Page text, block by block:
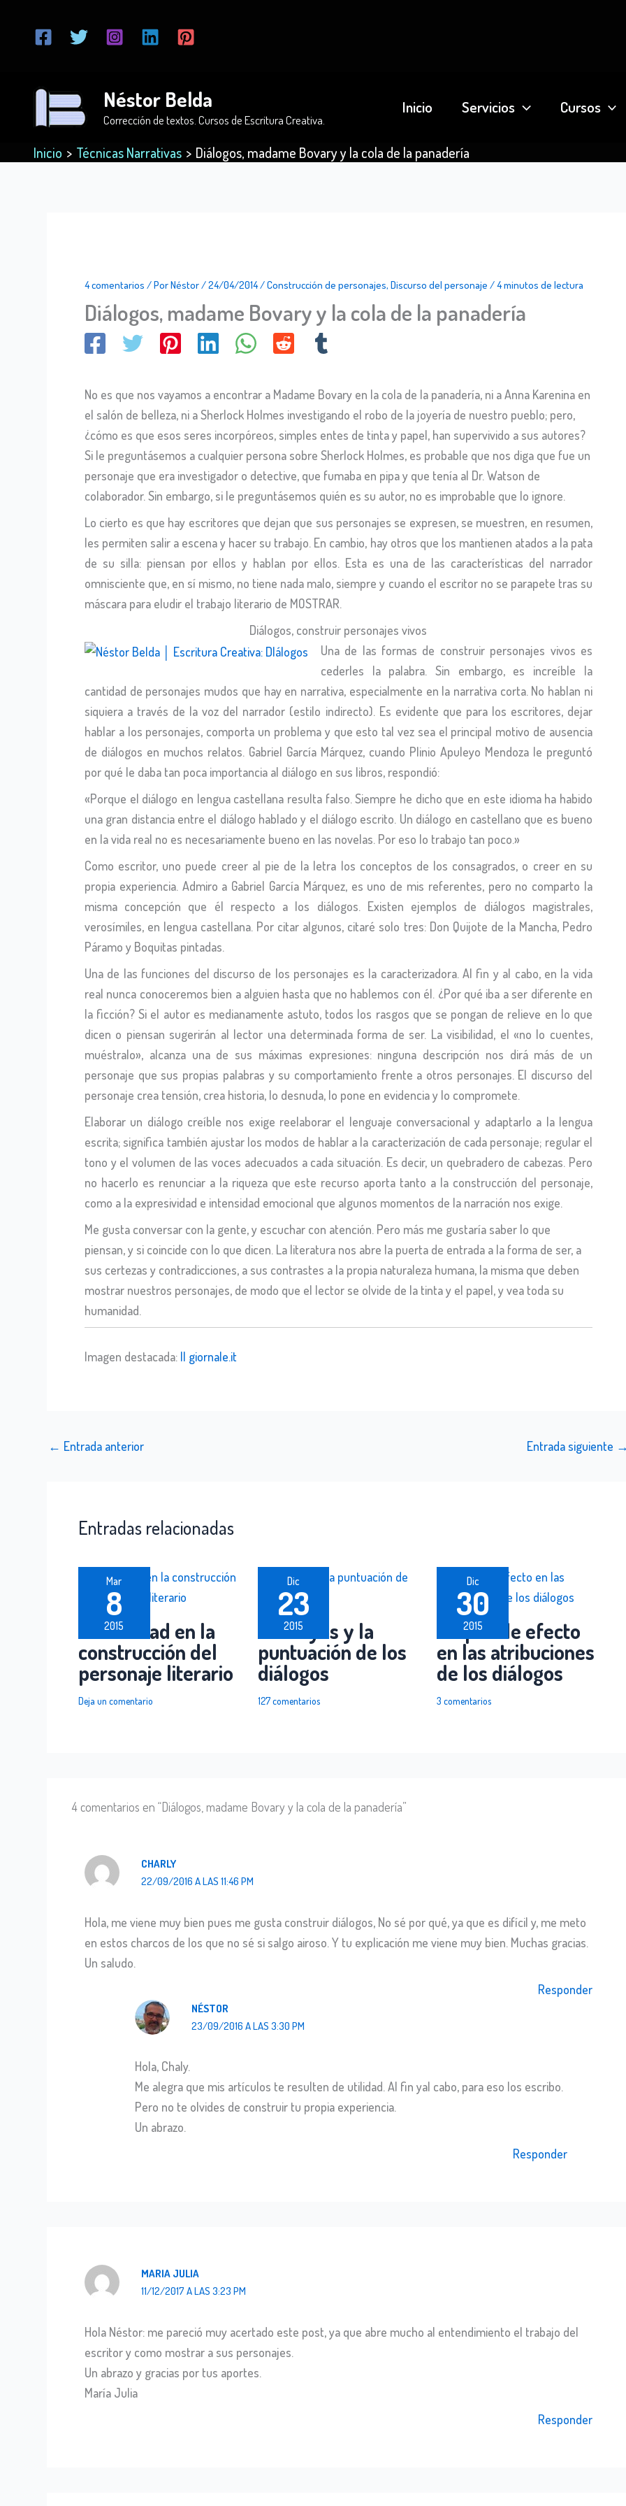
contenido
Néstor Belda
Corrección de textos. Cursos de Escritura Creativa.
Inicio Servicios Cursos
Inicio Técnicas Narrativas Diálogos, madame Bovary y la cola de la panadería
4 comentarios / PorNéstor/24/04/2014/Construcción de personajes, Discurso del personaje /4 minutos de lectura
Diálogos, madame Bovary y la cola de la panadería
No es que nos vayamos a encontrar a Madame Bovary en la cola de la panadería, ni a Anna Karenina en
el salón de belleza, ni a Sherlock Holmes investigando el robo de la joyería de nuestro pueblo; pero,
¿cómo es que esos seres incorpóreos, simples entes de tinta y papel, han supervivido a sus autores?
Si le preguntásemos a cualquier persona sobre Sherlock Holmes, es probable que nos diga que fue un
personaje que era investigador o detective, que fumaba en pipa y que tenía al Dr. Watson de
colaborador. Sin embargo, si le preguntásemos quién es su autor, no es improbable que lo ignore.
Lo cierto es que hay escritores que dejan que sus personajes se expresen, se muestren, en resumen,
les permiten salir a escena y hacer su trabajo. En cambio, hay otros que los mantienen atados a la pata
de su silla: piensan por ellos y hablan por ellos. Esta es una de las características del narrador
omnisciente que, en sí mismo, no tiene nada malo, siempre y cuando el escritor no se parapete tras su
máscara para eludir el trabajo literario de MOSTRAR.
Diálogos, construir personajes vivos
Una de las formas de construir personajes vivos es
cederles la palabra. Sin embargo, es increíble la
cantidad de personajes mudos que hay en narrativa, especialmente en la narrativa corta. No hablan ni
siquiera a través de la voz del narrador (estilo indirecto). Es evidente que para los escritores, dejar
hablar a los personajes, comporta un problema y que esto tal vez sea el principal motivo de ausencia
de diálogos en muchos relatos. Gabriel García Márquez, cuando Plinio Apuleyo Mendoza le preguntó
por qué le daba tan poca importancia al diálogo en sus libros, respondió:
«Porque el diálogo en lengua castellana resulta falso. Siempre he dicho que en este idioma ha habido
una gran distancia entre el diálogo hablado y el diálogo escrito. Un diálogo en castellano que es bueno
en la vida real no es necesariamente bueno en las novelas. Por eso lo trabajo tan poco.»
Como escritor, uno puede creer al pie de la letra los conceptos de los consagrados, o creer en su
propia experiencia. Admiro a Gabriel García Márquez, es uno de mis referentes, pero no comparto la
misma concepción que él respecto a los diálogos. Existen ejemplos de diálogos magistrales,
verosímiles, en lengua castellana. Por citar algunos, citaré solo tres: Don Quijote de la Mancha, Pedro
Páramo y Boquitas pintadas.
Una de las funciones del discurso de los personajes es la caracterizadora. Al fin y al cabo, en la vida
real nunca conoceremos bien a alguien hasta que no hablemos con él. ¿Por qué iba a ser diferente en
la ficción? Si el autor es medianamente astuto, todos los rasgos que se pongan de relieve en lo que
dicen o piensan sugerirán al lector una determinada forma de ser. La visibilidad, el «no lo cuentes,
muéstralo», alcanza una de sus máximas expresiones: ninguna descripción nos dirá más de un
personaje que sus propias palabras y su comportamiento frente a otros personajes. El discurso del
personaje crea tensión, crea historia, lo desnuda, lo pone en evidencia y lo compromete.
Elaborar un diálogo creíble nos exige reelaborar el lenguaje conversacional y adaptarlo a la lengua
escrita; significa también ajustar los modos de hablar a la caracterización de cada personaje; regular el
tono y el volumen de las voces adecuados a cada situación. Es decir, un quebradero de cabezas. Pero
no hacerlo es renunciar a la riqueza que este recurso aporta tanto a la construcción del personaje,
como a la expresividad e intensidad emocional que algunos momentos de la narración nos exige.
Me gusta conversar con la gente, y escuchar con atención. Pero más me gustaría saber lo que
piensan, y si coincide con lo que dicen. La literatura nos abre la puerta de entrada a la forma de ser, a
sus certezas y contradicciones, a sus contrastes a la propia naturaleza humana, la misma que deben
mostrar nuestros personajes, de modo que el lector se olvide de la tinta y el papel, y vea toda su
humanidad.
Imagen destacada: Il giornale.it
← Entrada anterior Entrada siguiente
Entradas relacionadas
Mar
8
2015
La otredad en la
construcción del
personaje literario
Deja un comentario
Dic
23
2015
Las rayas y la
puntuación de los
diálogos
127 comentarios
Dic
30
2015
Golpes de efecto
en las atribuciones
de los diálogos
3 comentarios
4 comentarios en “Diálogos, madame Bovary y la cola de la panadería”
CHARLY
22/09/2016 A LAS 11:46 PM
Hola, me viene muy bien pues me gusta construir diálogos, No sé por qué, ya que es difícil y, me meto
en estos charcos de los que no sé si salgo airoso. Y tu explicación me viene muy bien. Muchas gracias.
Un saludo.
Responder
NÉSTOR
23/09/2016 A LAS 3:30 PM
Hola, Chaly.
Me alegra que mis artículos te resulten de utilidad. Al fin yal cabo, para eso los escribo.
Pero no te olvides de construir tu propia experiencia.
Un abrazo.
Responder
MARIA JULIA
11/12/2017 A LAS 3:23 PM
Hola Néstor: me pareció muy acertado este post, ya que abre mucho al entendimiento el trabajo del
escritor y como mostrar a sus personajes.
Un abrazo y gracias por tus aportes.
María Julia
Responder